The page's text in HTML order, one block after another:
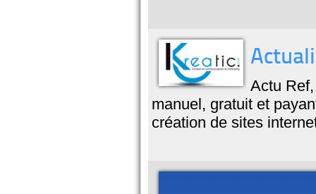
Actu
manuel, gratuit et
création de sites